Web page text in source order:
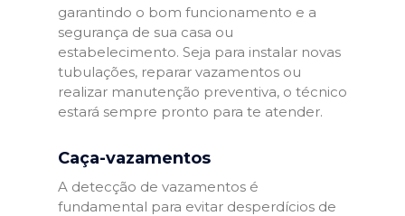
garantindo o bom funcionamento e a
segurança de sua casa ou
estabelecimento. Seja para instalar novas
tubulações, reparar vazamentos ou
realizar manutenção preventiva, o técnico
estará sempre pronto para te atender.
Caça-vazamentos
A detecção de vazamentos é
fundamental para evitar desperdícios de